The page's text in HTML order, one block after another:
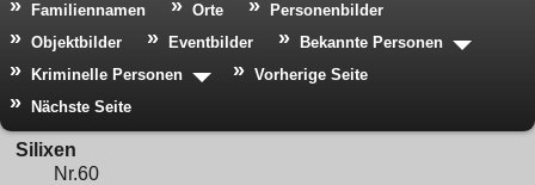
Familiennamen
Orte
Personenbilder
Objektbilder
Eventbilder
Bekannte Personen
Kriminelle Personen
Vorherige Seite
Nächste Seite
Silixen
Nr.60